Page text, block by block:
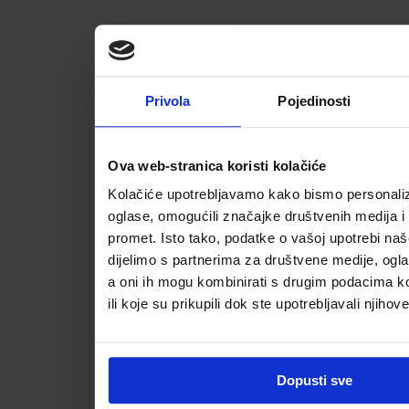
Privola Pojedinosti
Ova web-stranica koristi kolačiće
Kolačiće upotrebljavamo kako bismo
oglase, omogućili značajke društvenih medija i
promet. Isto tako, podatke o vašoj upotrebi
dijelimo s partnerima za društvene medije,
a oni ih mogu kombinirati s drugim podacima
ili koje su prikupili dok ste upotrebljavali
Dopusti sve